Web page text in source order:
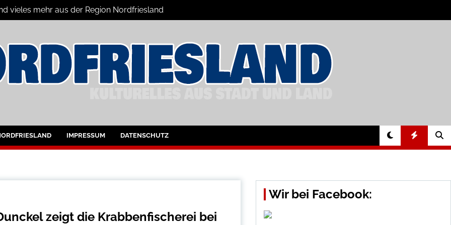
vieles mehr aus der Region Nordfriesland
für Nordfriesland und Husum
IMPRESSUM DATENSCHUTZ
zeigt die Krabbenfischerei bei
Wir bei Facebook: